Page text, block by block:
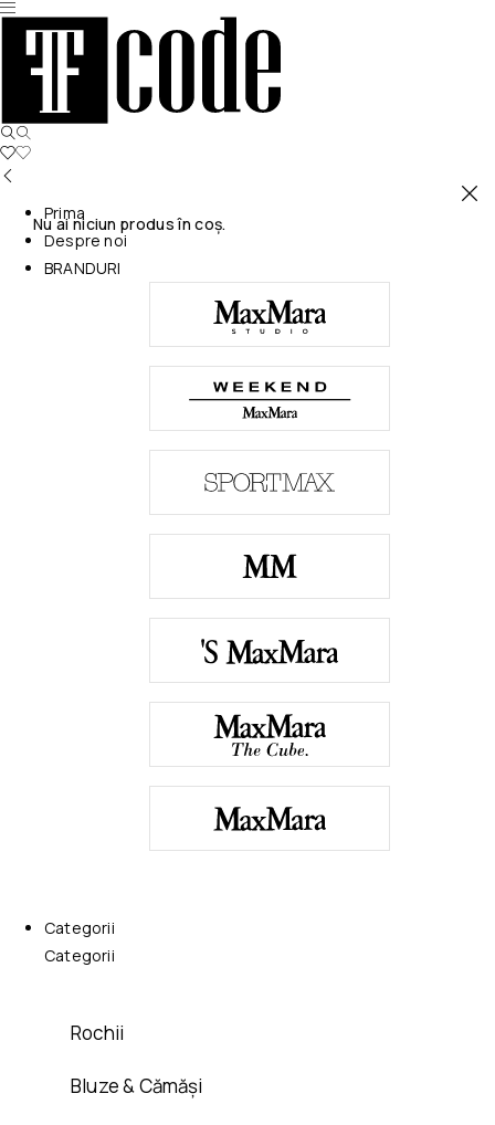
Nu ai niciun produs în coș.
Prima
Despre noi
BRANDURI
Categorii
Categorii
Rochii
Bluze & Cămăși